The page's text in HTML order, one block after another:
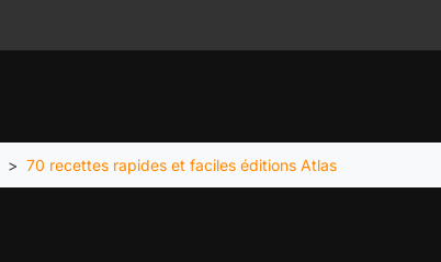
70 recettes rapides et faciles éditions Atlas